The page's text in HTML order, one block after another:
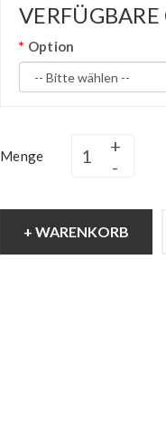
Option
Menge
+ WARENKORB